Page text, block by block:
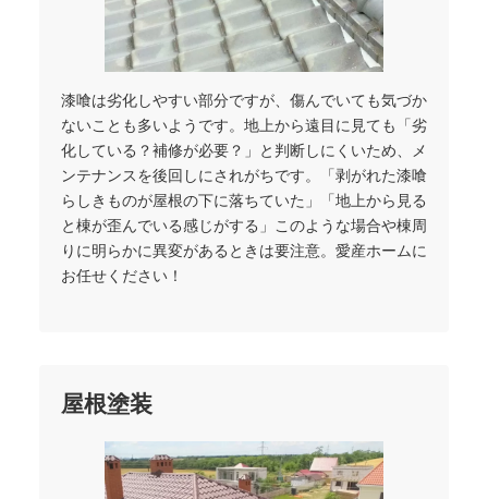
漆喰は劣化しやすい部分ですが、傷んでいても気づか
ないことも多いようです。地上から遠目に見ても「劣
化している？補修が必要？」と判断しにくいため、メ
ンテナンスを後回しにされがちです。「剥がれた漆喰
らしきものが屋根の下に落ちていた」「地上から見る
と棟が歪んでいる感じがする」このような場合や棟周
りに明らかに異変があるときは要注意。愛産ホームに
お任せください！
屋根塗装